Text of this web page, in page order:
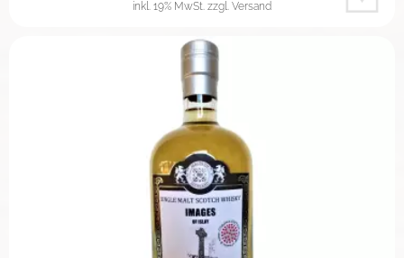
inkl. 19% MwSt. zzgl. Versand